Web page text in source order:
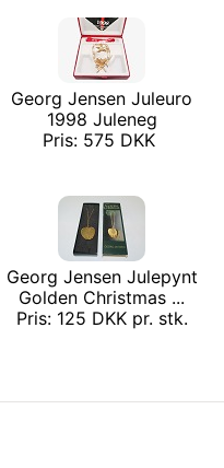
Georg Jensen Juleuro
1998 Juleneg
Pris: 575 DKK
Georg Jensen Julepynt
Golden Christmas ...
Pris: 125 DKK pr. stk.